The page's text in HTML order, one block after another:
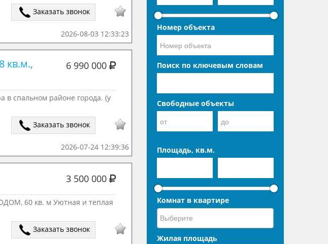
Заказать звонок
2026-08-03 12:33:23
кв.м., 6 990 000
в спальном районе города. (у
Заказать звонок
2026-07-24 12:39:36
3 500 000
60 кв. м Уютная и теплая
Заказать звонок
Номер объекта
Поиск по ключевым словам
Свободные объекты
Площадь, кв.м.
Комнат в квартире
Жилая площадь